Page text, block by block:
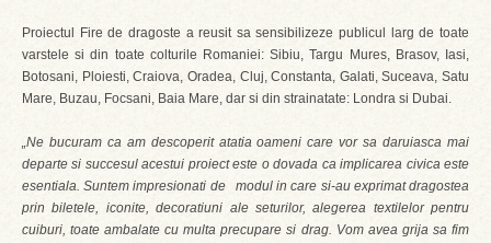
Proiectul Fire de dragoste a reusit sa sensibilizeze publicul larg de toate
varstele si din toate colturile Romaniei: Sibiu, Targu Mures, Brasov, Iasi,
Botosani, Ploiesti, Craiova, Oradea, Cluj, Constanta, Galati, Suceava, Satu
Mare, Buzau, Focsani, Baia Mare, dar si din strainatate: Londra si Dubai.
„Ne bucuram ca am descoperit atatia oameni care vor sa daruiasca mai
departe si succesul acestui proiect este o dovada ca implicarea civica este
esentiala. Suntem impresionati de modul in care si-au exprimat dragostea
prin biletele, iconite, decoratiuni ale seturilor, alegerea textilelor pentru
cuiburi, toate ambalate cu multa precupare si drag. Vom avea grija sa fim